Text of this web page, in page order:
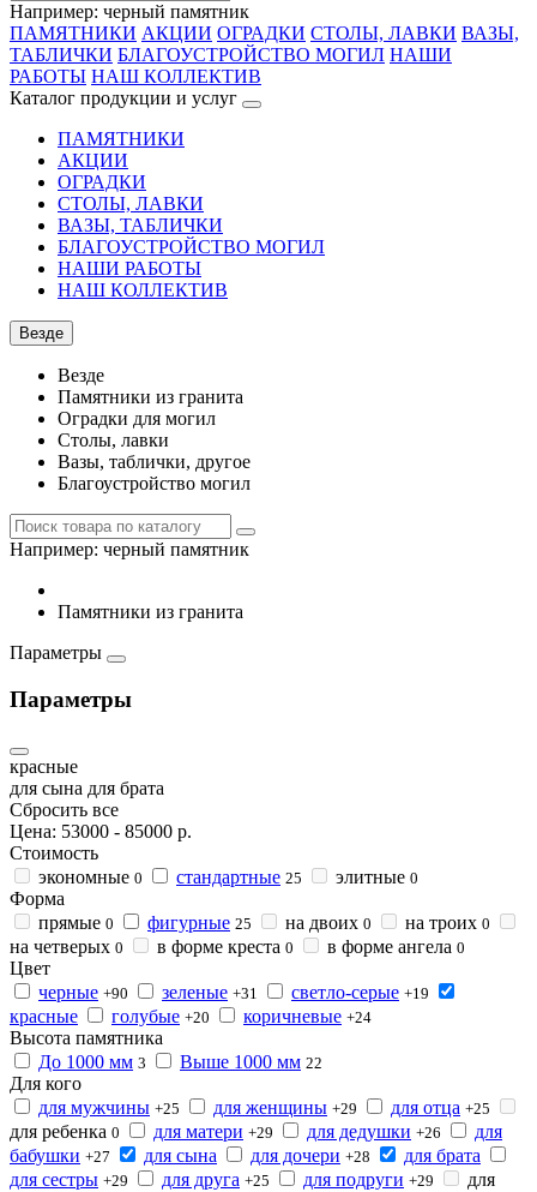
Например: черный памятник
ПАМЯТНИКИ АКЦИИ ОГРАДКИ СТОЛЫ, ЛАВКИ ВАЗЫ,
ТАБЛИЧКИ БЛАГОУСТРОЙСТВО МОГИЛ НАШИ
РАБОТЫ НАШ КОЛЛЕКТИВ
Каталог продукции и услуг
ПАМЯТНИКИ
АКЦИИ
ОГРАДКИ
СТОЛЫ, ЛАВКИ
ВАЗЫ, ТАБЛИЧКИ
БЛАГОУСТРОЙСТВО МОГИЛ
НАШИ РАБОТЫ
НАШ КОЛЛЕКТИВ
Везде
Везде
Памятники из гранита
Оградки для могил
Столы, лавки
Вазы, таблички, другое
Благоустройство могил
Например: черный памятник
Памятники из гранита
Параметры
Параметры
красные
для сына для брата
Сбросить все
Цена: 53000 - 85000 р.
Стоимость
экономные 0 стандартные 25 элитные 0
Форма
прямые 0 фигурные 25 на двоих 0 на троих 0
на четверых 0 в форме креста 0 в форме ангела 0
Цвет
черные +90 зеленые +31 светло-серые +19
красные голубые +20 коричневые +24
Высота памятника
До 1000 мм 3 Выше 1000 мм 22
Для кого
для мужчины +25 для женщины +29 для отца +25
для ребенка 0 для матери +29 для дедушки +26
для
бабушки +27 для сына для дочери +28
для брата
для сестры +29 для друга +25 для подруги +29
для